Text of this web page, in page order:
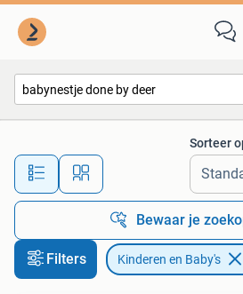
Alle afstanden…
Sorteer
Bewaar je
Filters Kinderen en Baby's